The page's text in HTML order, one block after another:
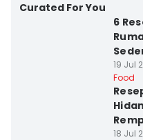
Curated For You
6
19 Jul
Food
18 Jul